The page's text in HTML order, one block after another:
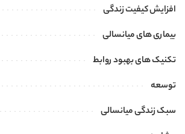
افزایش کیفیت زندگی
بیماری های میانسالی
تکنیک های بهبود روابط
توسعه
سبک زندگی میانسالی